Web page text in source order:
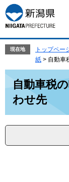
ー
ジ
の
で
ニ
ュ
ー
ば
現在地 トップペー
紙 > 自動車
自動車税
わせ先